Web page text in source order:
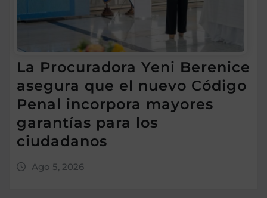
La Procuradora Yeni Berenice
asegura que el nuevo Código
Penal incorpora mayores
garantías para los
ciudadanos
Ago 5, 2026